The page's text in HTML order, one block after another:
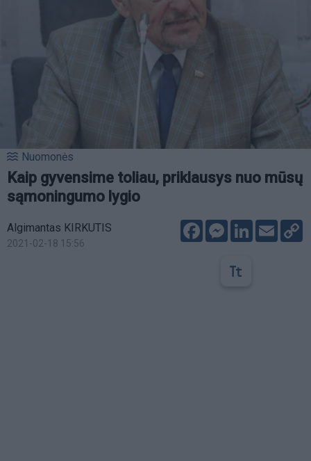
Nuomonės
Kaip gyvensime toliau, priklausys nuo mūsų
sąmoningumo lygio
Algimantas KIRKUTIS
2021-02-18 15:56
FacebookMessenger
LinkedIn
Email